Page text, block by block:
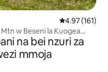
Ukadiriaji wa
4.97 (161)
w Beseni la Kuogea
na bei nzuri za
mmoja